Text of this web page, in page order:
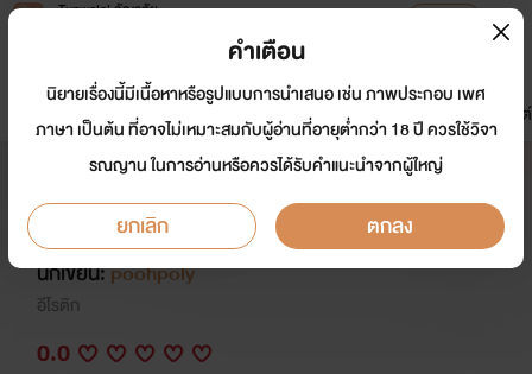
Tunwalai ธัญวลัย
หน้าแรก นิยาย อีบุ๊ก การ์ตูน
มาใหม่
ดรีมแชท ธัญลิสต์
แจ้งลบ** พันธะเถื่อนสีชมพู (จบ
นักเขียน:poohpoly
อีโรติก
0.0
คำเตือน
นิยายเรื่องนี้มีเนื้อหาหรือรูปแบบการนำเสนอ เช่น ภาพประกอบ เพศ
ภาษา เป็นต้น ที่อาจไม่เหมาะสมกับผู้อ่านที่อายุต่ำกว่า 18 ปี ควรใช้วิจา
รณญาน ในการอ่านหรือควรได้รับคำแนะนำจากผู้ใหญ่
ยกเลิก ตกลง